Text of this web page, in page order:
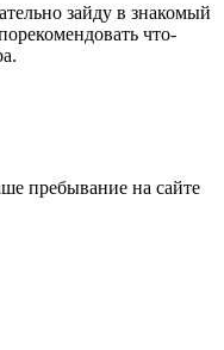
зайду в знакомый
что-
пребывание на сайте